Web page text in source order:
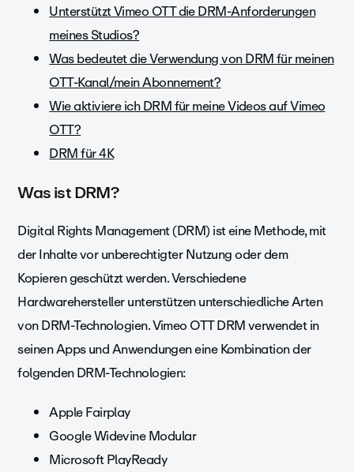
Unterstützt Vimeo OTT die DRM-Anforderungen
meines Studios?
Was bedeutet die Verwendung von DRM für meinen
OTT-Kanal/mein Abonnement?
Wie aktiviere ich DRM für meine Videos auf Vimeo
OTT?
DRM für 4K
Was ist DRM?
Digital Rights Management (DRM) ist eine Methode, mit
der Inhalte vor unberechtigter Nutzung oder dem
Kopieren geschützt werden. Verschiedene
Hardwarehersteller unterstützen unterschiedliche Arten
von DRM-Technologien. Vimeo OTT DRM verwendet in
seinen Apps und Anwendungen eine Kombination der
folgenden DRM-Technologien:
Apple Fairplay
Google Widevine Modular
Microsoft PlayReady